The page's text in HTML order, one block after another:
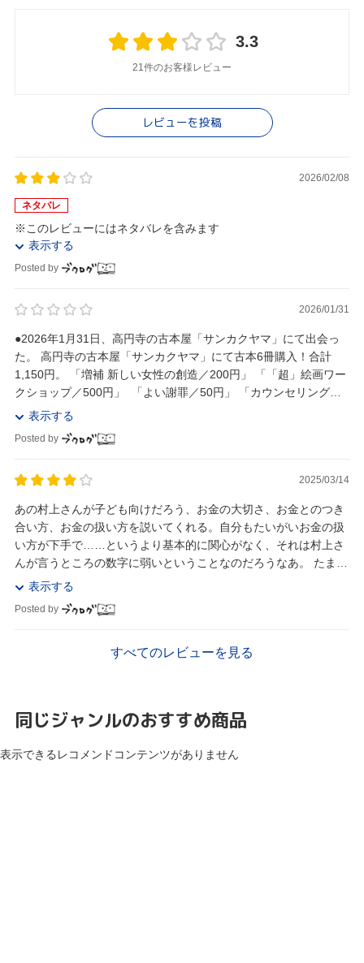
3.3
21件のお客様レビュー
レビューを投稿
2026/02/08
ネタバレ
※このレビューにはネタバレを含みます
表示する
Posted by
2026/01/31
●2026年1月31日、高円寺の古本屋「サンカクヤマ」にて出会っ
た。 高円寺の古本屋「サンカクヤマ」にて古本6冊購入！合計
1,150円。 「増補 新しい女性の創造／200円」 「「超」絵画ワー
クショップ／500円」 「よい謝罪／50円」 「カウンセリングの
理論／100円」...
表示する
Posted by
2025/03/14
あの村上さんが子ども向けだろう、お金の大切さ、お金とのつき
合い方、お金の扱い方を説いてくれる。自分もたいがいお金の扱
い方が下手で……というより基本的に関心がなく、それは村上さ
んが言うところの数字に弱いということなのだろうなあ。 たまた
まこのタイミングで読んだけど、まさしくちょっと...
表示する
Posted by
すべてのレビューを見る
同じジャンルのおすすめ商品
表示できるレコメンドコンテンツがありません